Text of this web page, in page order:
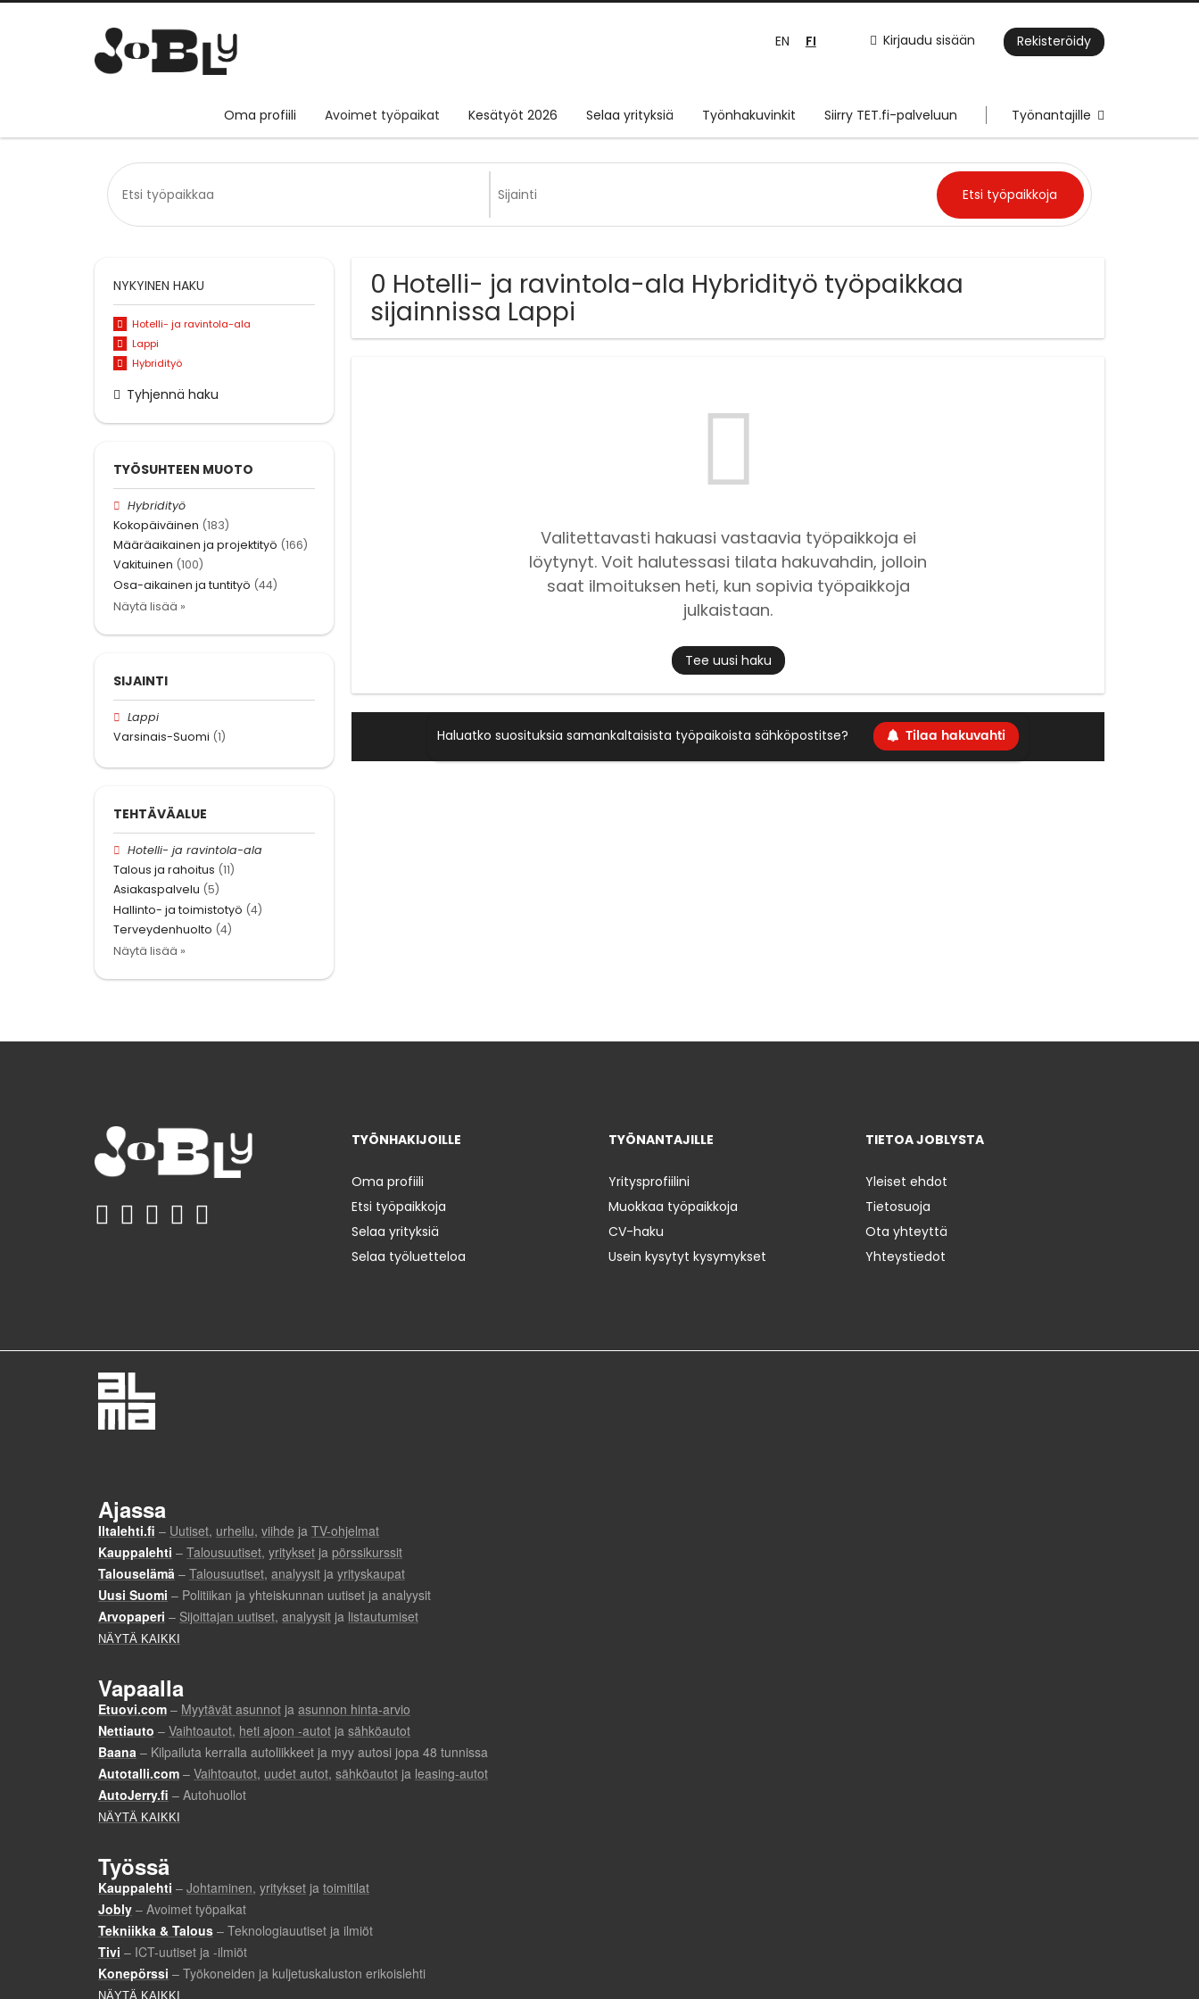
Kirjaudu sisään Rekisteröidy
EN FI
Oma profiili Avoimet työpaikat Kesätyöt 2026 Selaa yrityksiä Työnhakuvinkit Siirry TET.fi-palveluun Työnantajille
0 Hotelli- ja ravintola-ala Hybridityö työpaikkaa
sijainnissa Lappi
Valitettavasti hakuasi vastaavia työpaikkoja ei
löytynyt. Voit halutessasi tilata hakuvahdin, jolloin
saat ilmoituksen heti, kun sopivia työpaikkoja
julkaistaan.
Tee uusi haku
Haluatko suosituksia samankaltaisista työpaikoista sähköpostitse? Tilaa hakuvahti
NYKYINEN HAKU
Hotelli- ja ravintola-ala
Lappi
Hybridityö
Tyhjennä haku
TYÖSUHTEEN MUOTO
Hybridityö
Kokopäiväinen (183)
Määräaikainen ja projektityö (166)
Vakituinen (100)
Osa-aikainen ja tuntityö (44)
Näytä lisää »
SIJAINTI
Lappi
Varsinais-Suomi (1)
TEHTÄVÄALUE
Hotelli- ja ravintola-ala
Talous ja rahoitus (11)
Asiakaspalvelu (5)
Hallinto- ja toimistotyö (4)
Terveydenhuolto (4)
Näytä lisää »
TYÖNHAKIJOILLE
Oma profiili
Etsi työpaikkoja
Selaa yrityksiä
Selaa työluetteloa
TYÖNANTAJILLE
Yritysprofiilini
Muokkaa työpaikkoja
CV-haku
Usein kysytyt kysymykset
TIETOA JOBLYSTA
Yleiset ehdot
Tietosuoja
Ota yhteyttä
Yhteystiedot